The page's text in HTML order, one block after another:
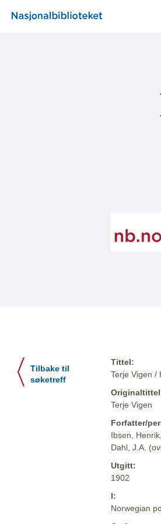
Tilbake til
søketreff
Tittel:
Terje Vigen /
Terje Vigen
Forfatter/
Ibsen,
Dahl, J.A.
Utgitt:
1902
I:
Norwegian